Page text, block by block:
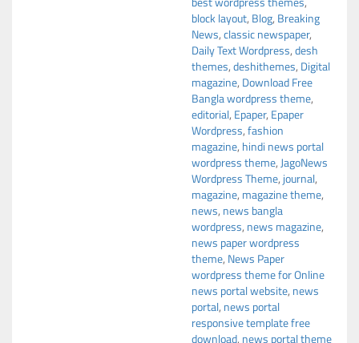
block layout, Blog, Breaking
News,classic newspaper,
Daily Text Wordpress,desh
themes,deshithemes, Digital
magazine, Download Free
Bangla wordpress theme,
editorial, Epaper, Epaper
Wordpress,fashion
magazine, hindi news portal
wordpress theme, JagoNews
Wordpress Theme, journal,
magazine, magazine theme,
news, news bangla
wordpress, news magazine,
news paper wordpress
theme, News Paper
wordpress theme for Online
news portal website, news
portal, news portal
responsive template free
download, news portal theme